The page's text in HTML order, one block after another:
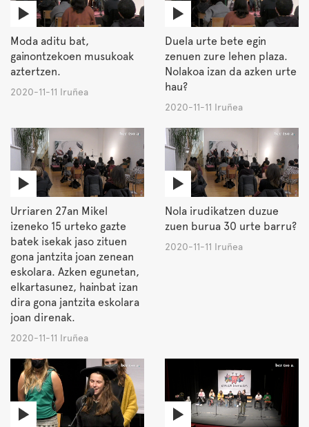
Moda aditu bat,
gainontzekoen musukoak
aztertzen.
2020-11-11 Iruñea
Duela urte bete egin
zenuen zure lehen plaza.
Nolakoa izan da azken urte
hau?
2020-11-11 Iruñea
Urriaren 27an Mikel
izeneko 15 urteko gazte
batek isekak jaso zituen
gona jantzita joan zenean
eskolara. Azken egunetan,
elkartasunez, hainbat izan
dira gona jantzita eskolara
joan direnak.
2020-11-11 Iruñea
Nola irudikatzen duzue
zuen burua 30 urte barru?
2020-11-11 Iruñea